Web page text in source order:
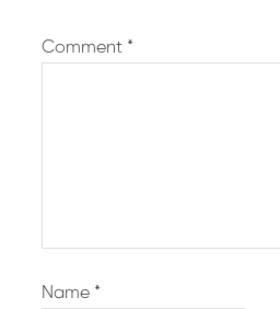
Comment *
Name *